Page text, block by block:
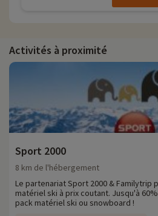
Activités à proximité
Sport 2000
8 km de l'hébergement
Le partenariat Sport 2000 & Familytrip
matériel ski à prix coutant. Jusqu'à
pack matériel ski ou snowboard !